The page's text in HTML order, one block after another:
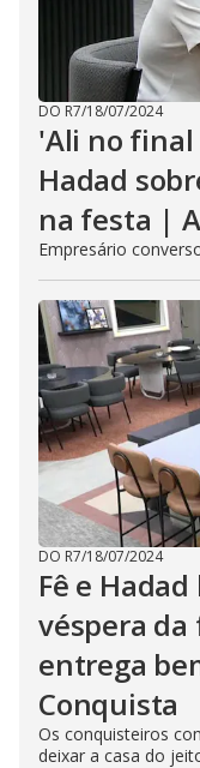
DO R7/18/07/2024
'Ali no final
Hadad
na festa |
Empresário
DO R7/18/07/2024
Fê e
véspera da
entrega
Conquista
Os conquisteiros
deixar a casa do